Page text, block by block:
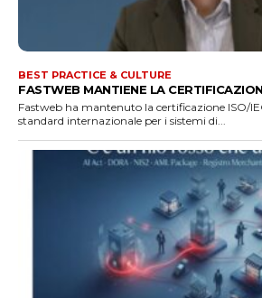
BEST PRACTICE & CULTURE
FASTWEB MANTIENE LA
Fastweb ha mantenuto la certificazione ISO/
standard internazionale per i sistemi di...